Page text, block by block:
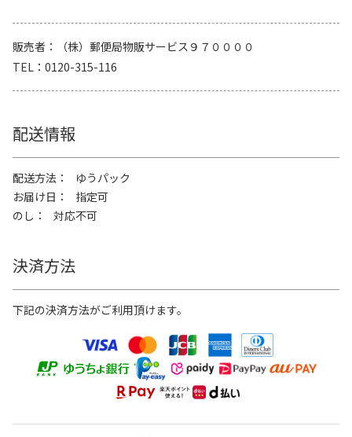
販売者
（株）郵便局物販サービス９７００００
TEL
0120-315-116
配送情報
配送方法
ゆうパック
お届け日
指定可
のし
対応不可
決済方法
下記の決済方法がご利用頂けます。